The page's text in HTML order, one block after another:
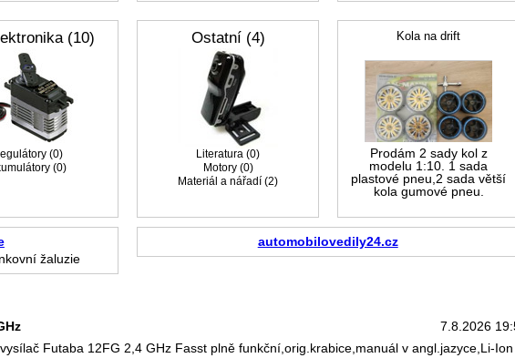
(10)
(0)
(0)
Ostatní (4)
Literatura (0)
Motory (0)
Materiál a nářadí (2)
Kola na drift
Prodám 2 sady kol z
modelu 1:10. 1 sada
plastové pneu,2 sada větší
kola gumové pneu.
žaluzie
automobilovedily24.cz
7.8.2026
Futaba 12FG 2,4 GHz Fasst plně funkční,orig.krabice,manuál v angl.jazyce,Li-Ion